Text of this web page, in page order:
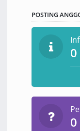
POSTING
0
0